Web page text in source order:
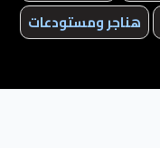
هناجر ومستودعات